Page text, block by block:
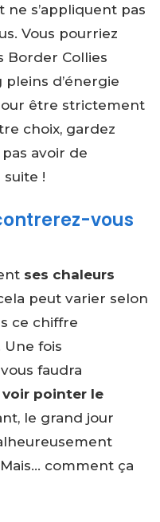
s’appliquent pas
Vous pourriez
Border Collies
d’énergie
être strictement
choix, gardez
avoir de
suite !
vous
ses chaleurs
peut varier selon
ce chiffre
fois
faudra
pointer le
le grand jour
comment ça